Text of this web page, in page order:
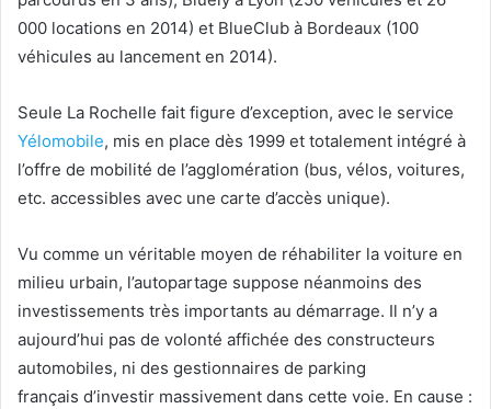
000 locations en 2014) et BlueClub à Bordeaux (100
véhicules au lancement en 2014).
Seule La Rochelle fait figure d’exception, avec le service
Yélomobile, mis en place dès 1999 et totalement intégré à
l’offre de mobilité de l’agglomération (bus, vélos, voitures,
etc. accessibles avec une carte d’accès unique).
Vu comme un véritable moyen de réhabiliter la voiture en
milieu urbain, l’autopartage suppose néanmoins des
investissements très importants au démarrage. Il n’y a
aujourd’hui pas de volonté affichée des constructeurs
automobiles, ni des gestionnaires de parking
français d’investir massivement dans cette voie. En cause :